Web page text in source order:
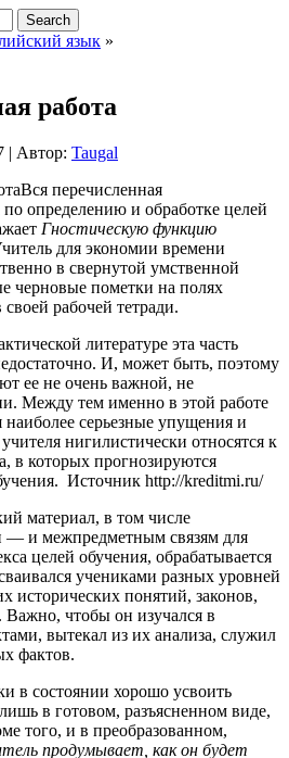
язык »
работа
| Автор: Taugal
Вся перечисленная
по определению и обработке целей
Гностическую функцию
для экономии времени
в свернутой умственной
черновые пометки на полях
рабочей тетради.
литературе эта часть
И, может быть, поэтому
ее не очень важной, не
Между тем именно в этой работе
наиболее серьезные упущения и
нигилистически относятся к
в которых прогнозируются
Источник http://kreditmi.ru/
материал, в том числе
— и межпредметным связям для
целей обучения, обрабатывается
учениками разных уровней
исторических понятий, законов,
Важно, чтобы он изучался в
вытекал из их анализа, служил
фактов.
в состоянии хорошо усвоить
в готовом, разъясненном виде,
того, и в преобразованном,
продумывает, как он будет